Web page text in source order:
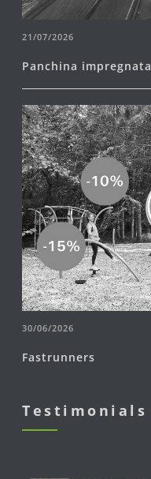
21/07/2026
Panchina impregnata
30/06/2026
Fastrunners
Testimonials